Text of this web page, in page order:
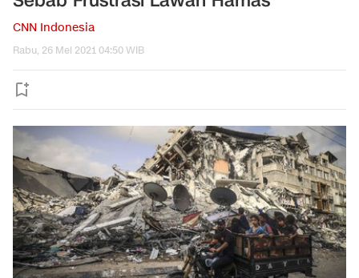
CNN Indonesia
Rabu, 26 Mei 2021 04:50 WIB